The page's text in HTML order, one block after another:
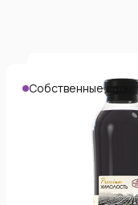
Собственные сады